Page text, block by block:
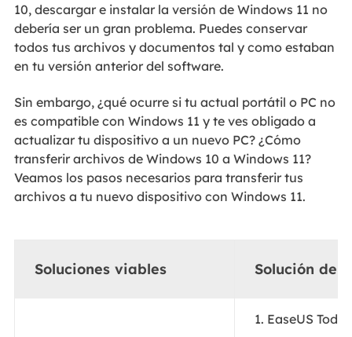
10, descargar e instalar la versión de Windows 11 no
debería ser un gran problema. Puedes conservar
todos tus archivos y documentos tal y como estaban
en tu versión anterior del software.
Sin embargo, ¿qué ocurre si tu actual portátil o PC no
es compatible con Windows 11 y te ves obligado a
actualizar tu dispositivo a un nuevo PC? ¿Cómo
transferir archivos de Windows 10 a Windows 11?
Veamos los pasos necesarios para transferir tus
archivos a tu nuevo dispositivo con Windows 11.
Soluciones viables Solución de
1. EaseUS Todo